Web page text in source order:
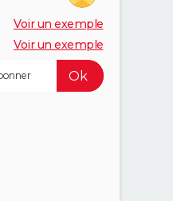
Voir un exemple
Voir un exemple